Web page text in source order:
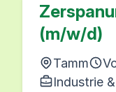
(m/w/d)
Tamm
Industrie